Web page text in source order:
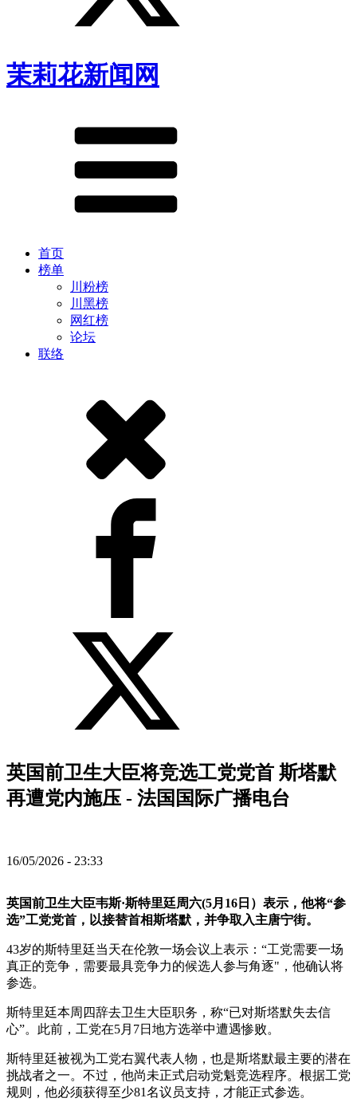
茉莉花新闻网
首页
榜单
川粉榜
川黑榜
网红榜
论坛
联络
英国前卫生大臣将竞选工党党首 斯塔默
再遭党内施压 - 法国国际广播电台
16/05/2026 - 23:33
英国前卫生大臣韦斯·斯特里廷周六(5月16日）表示，他将“参
选”工党党首，以接替首相斯塔默，并争取入主唐宁街。
43岁的斯特里廷当天在伦敦一场会议上表示：“工党需要一场
真正的竞争，需要最具竞争力的候选人参与角逐"，他确认将
参选。
斯特里廷本周四辞去卫生大臣职务，称“已对斯塔默失去信
心”。此前，工党在5月7日地方选举中遭遇惨败。
斯特里廷被视为工党右翼代表人物，也是斯塔默最主要的潜在
挑战者之一。不过，他尚未正式启动党魁竞选程序。根据工党
规则，他必须获得至少81名议员支持，才能正式参选。